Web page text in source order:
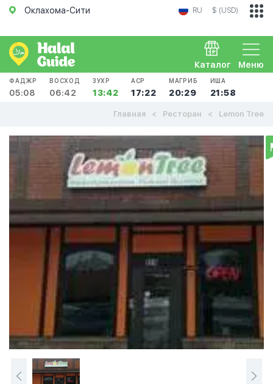
Оклахома-Сити RU $ (USD)
Меню
Каталог
ФАДЖР
05:08
ВОСХОД
06:42
ЗУХР
13:42
АСР
17:22
МАГРИБ
20:29
ИША
21:58
Главная Ресторан Lemon Tree